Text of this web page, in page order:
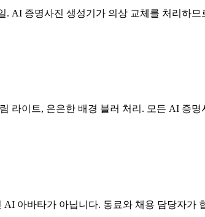
. AI 증명사진 생성기가 의상 교체를 처리하
라이트, 은은한 배경 블러 처리. 모든 AI 증
아바타가 아닙니다. 동료와 채용 담당자가